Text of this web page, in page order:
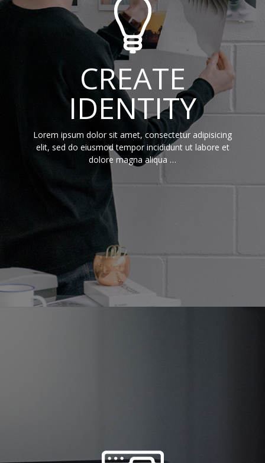
CREATE
IDENTITY
Lorem ipsum dolor sit amet, consectetur adipisicing
elit, sed do eiusmod tempor incididunt ut labore et
dolore magna aliqua …